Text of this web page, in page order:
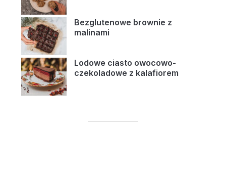
Bezglutenowe brownie z
malinami
Lodowe ciasto owocowo-
czekoladowe z kalafiorem